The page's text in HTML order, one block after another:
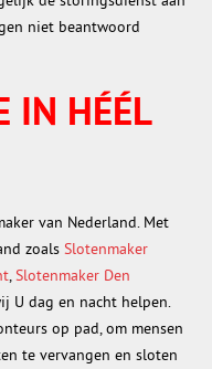
niet beantwoord
IN HÉÉL
van Nederland. Met
zoals Slotenmaker
,Slotenmaker Den
U dag en nacht helpen.
op pad, om mensen
te vervangen en sloten